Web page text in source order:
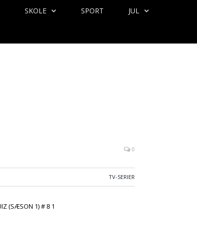
SKOLE SPORT JUL
0
TV-SERIER